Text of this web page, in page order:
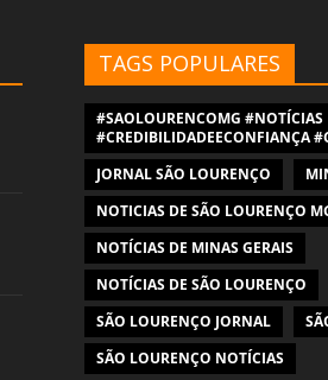
TAGS POPULARES
#SAOLOURENCOMG #NOTÍCIAS
#CREDIBILIDADEECONFIANÇA
JORNAL SÃO LOURENÇO
NOTICIAS DE SÃO LOURENÇO
NOTÍCIAS DE MINAS GERAIS
NOTÍCIAS DE SÃO LOURENÇO
SÃO LOURENÇO JORNAL
SÃO LOURENÇO NOTÍCIAS